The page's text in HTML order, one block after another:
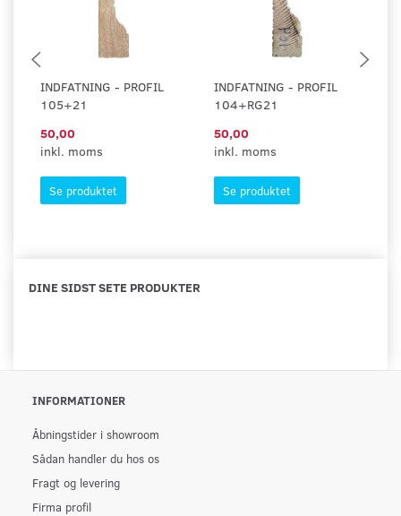
INDFATNING - PROFIL
105+21
50,00
inkl. moms
Se produktet
INDFATNING - PROFIL
104+RG21
50,00
inkl. moms
Se produktet
DINE SIDST SETE PRODUKTER
INFORMATIONER
Åbningstider i showroom
Sådan handler du hos os
Fragt og levering
Firma profil